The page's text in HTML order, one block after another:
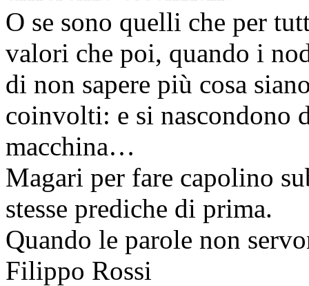
O se sono quelli che per
valori che poi, quando i
di non sapere più cosa
coinvolti: e si nascondono
macchina…
Magari per fare capolino
stesse prediche di prima.
Quando le parole non
Filippo Rossi